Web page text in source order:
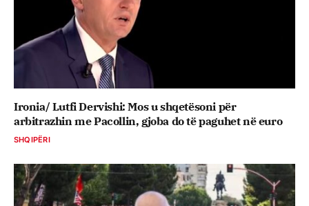
Ironia/ Lutfi Dervishi: Mos u shqetësoni për
arbitrazhin me Pacollin, gjoba do të paguhet në euro
SHQIPËRI